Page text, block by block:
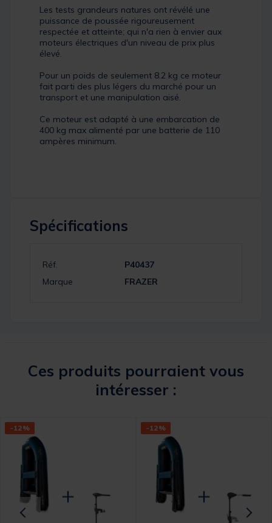
Les tests grandeurs natures ont révélé une
puissance de poussée rigoureusement
respectée et atteinte; qui n'a rien à envier aux
moteurs électriques d'un niveau de prix plus
élevé.
Pour un poids de seulement 8.2 kg ce moteur
fait parti des plus légers du marché pour un
transport et une manipulation aisé.
Ce moteur est adapté à une embarcation de
400 kg max alimenté par une batterie de 110
ampères minimum.
Spécifications
Réf.
P40437
Marque
FRAZER
Ces produits pourraient vous
intéresser :
-12% -12%